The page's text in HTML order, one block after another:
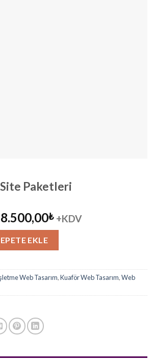
Paketleri
Orijinal
fiyat:
12.000,00₺.
8.500,00₺Şu
andaki
8.500,00₺.
+KDV
EKLE
Web Tasarım,Kuaför Web Tasarım,Web